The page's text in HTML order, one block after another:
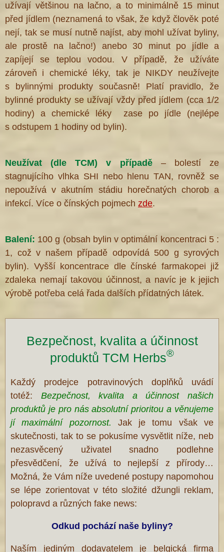
užívají většinou na lačno, a to minimálně 15 minut
před jídlem (neznamená to však, že když člověk poté
nejí, tak se musí nutně najíst, aby mohl užívat byliny,
ale prostě na lačno!) anebo 30 minut po jídle a
zapíjejí se teplou vodou. V případě, že užíváte
zároveň i chemické léky, tak je NIKDY neužívejte
s bylinnými produkty současně! Platí pravidlo, že
bylinné produkty se užívají vždy před jídlem (cca 1/2
hodiny) a chemické léky zase po jídle (nejlépe
s odstupem 1 hodiny od bylin).
Neužívat (dle TCM) v případě – bolestí ze
stagnujícího vlhka SHI nebo hlenu TAN, rovněž se
nepoužívá v akutním stádiu horečnatých chorob a
infekcí. Více o čínských pojmech zde.
Balení: 100 g (obsah bylin v optimální koncentraci 5 :
1, což v našem případě odpovídá 500 g syrových
bylin). Vyšší koncentrace dle čínské farmakopei již
zdaleka nemají takovou účinnost, a navíc je k jejich
výrobě potřeba celá řada dalších přídatných látek.
Bezpečnost, kvalita a účinnost
produktů TCM Herbs®
Každý prodejce potravinových doplňků uvádí
totéž: Bezpečnost, kvalita a účinnost našich
produktů je pro nás absolutní prioritou a věnujeme
jí maximální pozornost. Jak je tomu však ve
skutečnosti, tak to se pokusíme vysvětlit níže, neb
nezasvěcený uživatel snadno podlehne
přesvědčení, že užívá to nejlepší z přírody…
Možná, že Vám níže uvedené postupy napomohou
se lépe zorientovat v této složité džungli reklam,
polopravd a různých fake news:
Odkud pochází naše byliny?
Naším jediným dodavatelem je belgická firma